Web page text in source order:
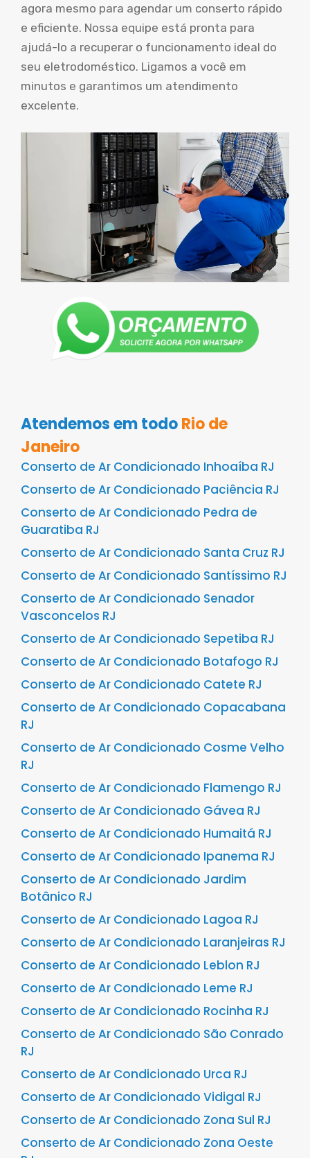
agora mesmo para agendar um conserto rápido
e eficiente. Nossa equipe está pronta para
ajudá-lo a recuperar o funcionamento ideal do
seu eletrodoméstico. Ligamos a você em
minutos e garantimos um atendimento
excelente.
Atendemos em todoRio de
Janeiro
Conserto de Ar Condicionado Inhoaíba RJ
Conserto de Ar Condicionado Paciência RJ
Conserto de Ar Condicionado Pedra de
Guaratiba RJ
Conserto de Ar Condicionado Santa Cruz RJ
Conserto de Ar Condicionado Santíssimo RJ
Conserto de Ar Condicionado Senador
Vasconcelos RJ
Conserto de Ar Condicionado Sepetiba RJ
Conserto de Ar Condicionado Botafogo RJ
Conserto de Ar Condicionado Catete RJ
Conserto de Ar Condicionado Copacabana
RJ
Conserto de Ar Condicionado Cosme Velho
RJ
Conserto de Ar Condicionado Flamengo RJ
Conserto de Ar Condicionado Gávea RJ
Conserto de Ar Condicionado Humaitá RJ
Conserto de Ar Condicionado Ipanema RJ
Conserto de Ar Condicionado Jardim
Botânico RJ
Conserto de Ar Condicionado Lagoa RJ
Conserto de Ar Condicionado Laranjeiras RJ
Conserto de Ar Condicionado Leblon RJ
Conserto de Ar Condicionado Leme RJ
Conserto de Ar Condicionado Rocinha RJ
Conserto de Ar Condicionado São Conrado
RJ
Conserto de Ar Condicionado Urca RJ
Conserto de Ar Condicionado Vidigal RJ
Conserto de Ar Condicionado Zona Sul RJ
Conserto de Ar Condicionado Zona Oeste